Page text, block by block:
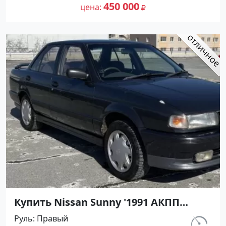
№27499 на сайте Авторынок23
цена 450 000
Купить Nissan Sunny '1991 АКПП
(1400/75 л.с.) Бензин инжектор
Руль Правый